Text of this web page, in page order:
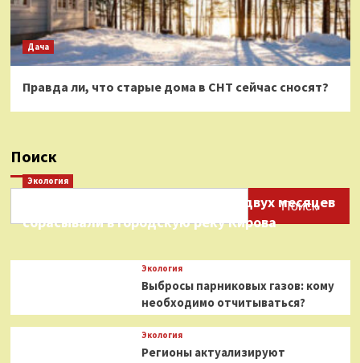
Дача
Правда ли, что старые дома в СНТ сейчас сносят?
Поиск
Поиск
Экология
Нефтепродукты на протяжении двух месяцев
сбрасывали в городскую реку Кирова
Экология
Выбросы парниковых газов: кому
необходимо отчитываться?
Экология
Регионы актуализируют